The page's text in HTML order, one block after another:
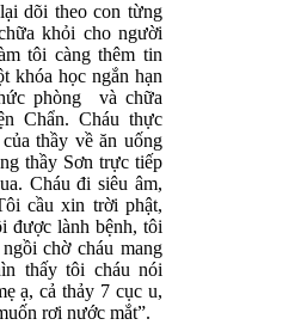
dõi theo con từng
khỏi cho người
tôi càng thêm tin
khóa học ngắn hạn
phòng và chữa
Chẩn. Cháu thực
thầy về ăn uống
thầy Sơn trực tiếp
Cháu đi siêu âm,
cầu xin trời phật,
được lành bệnh, tôi
chờ cháu mang
thấy tôi cháu nói
ạ, cả thảy 7 cục u,
rơi nước mắt”.